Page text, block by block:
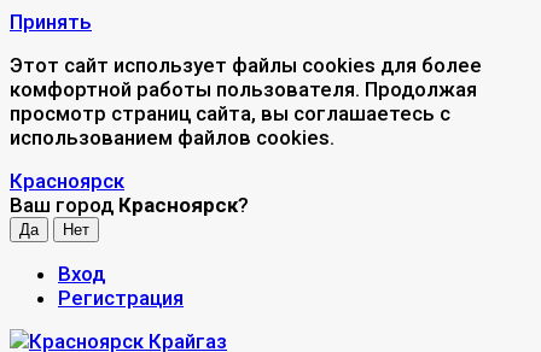
Принять
Этот сайт использует файлы cookies для более
комфортной работы пользователя. Продолжая
просмотр страниц сайта, вы соглашаетесь с
использованием файлов cookies.
Красноярск
Ваш город Красноярск?
Вход
Регистрация